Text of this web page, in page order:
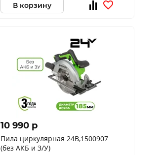
В корзину
10 990 p
Пила циркулярная 24В,1500907
(без АКБ и З/У)